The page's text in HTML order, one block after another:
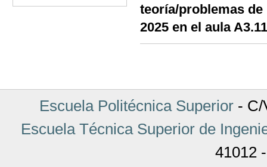
teoría/problemas
2025 en el aula
Escuela Politécnica Superior- C/
Escuela Técnica Superior de
41012